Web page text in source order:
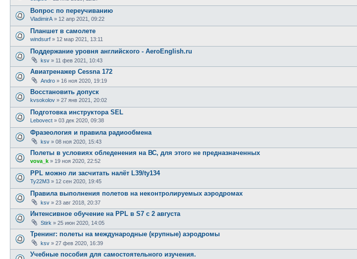
Вопрос по переучиванию
VladimirA » 12 апр 2021, 09:22
Планшет в самолете
windsurf » 12 мар 2021, 13:11
Поддержание уровня английского - AeroEnglish.ru
ksv » 11 фев 2021, 10:43
Авиатренажер Cessna 172
Andro » 16 ноя 2020, 19:19
Восстановить допуск
kvsokolov » 27 янв 2021, 20:02
Подготовка инструктора SEL
Lebovect » 03 дек 2020, 09:38
Фразеология и правила радиообмена
ksv » 08 ноя 2020, 15:43
Полеты в условиях обледенения на ВС, для этого не предназначенных
vova_k » 19 ноя 2020, 22:52
PPL можно ли засчитать налёт L39/ty134
Ty22M3 » 12 сен 2020, 19:45
Правила выполнения полетов на неконтролируемых аэродромах
ksv » 23 авг 2018, 20:37
Интенсивное обучение на PPL в S7 с 2 августа
Stirk » 25 июн 2020, 14:05
Тренинг: полеты на международные (крупные) аэродромы
ksv » 27 фев 2020, 16:39
Учебные пособия для самостоятельного изучения.